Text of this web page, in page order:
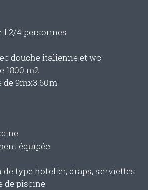
2/4 personnes
douche italienne et wc
1800 m2
9mx3.60m
équipée
type hotelier, draps, serviettes
de piscine